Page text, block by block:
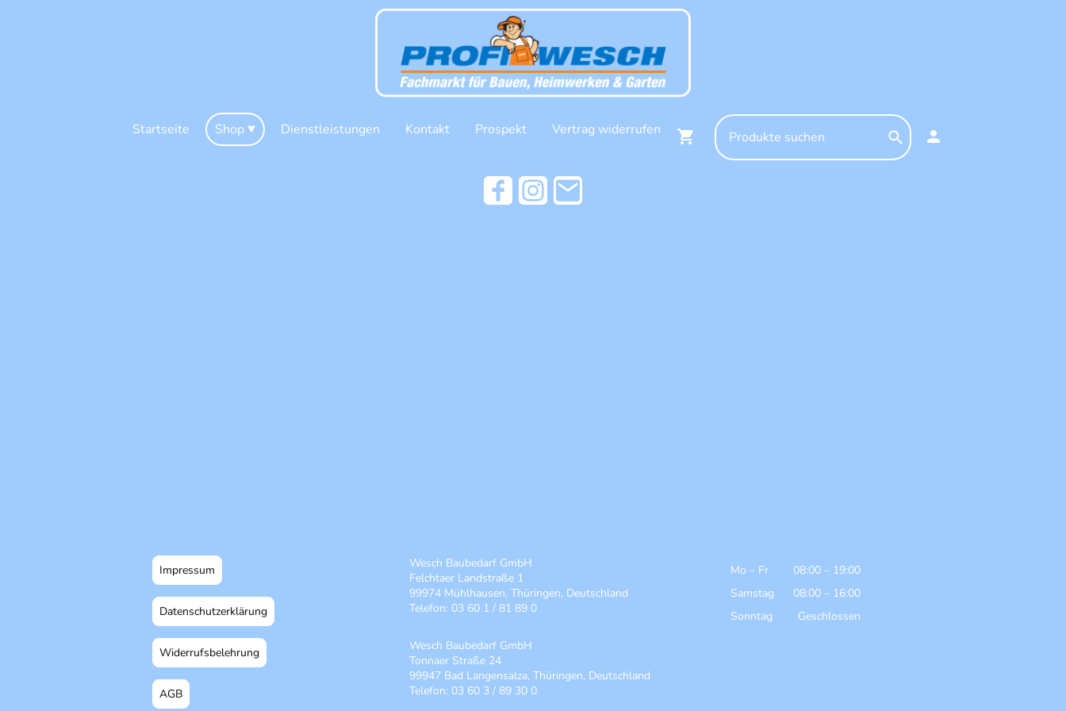
Startseite Shop Dienstleistungen Kontakt Prospekt Vertrag widerrufen
Impressum Mo – Fr 08:00 – 19:00
Samstag
08:00 – 16:00
Sonntag
Geschlossen
AGB
Datenschutzerklärung
Widerrufsbelehrung
Wesch Baubedarf GmbH
Felchtaer Landstraße 1
99974 Mühlhausen, Thüringen, Deutschland
Telefon: 03 60 1 / 81 89 0
Wesch Baubedarf GmbH
Tonnaer Straße 24
99947 Bad Langensalza, Thüringen, Deutschland
Telefon: 03 60 3 / 89 30 0